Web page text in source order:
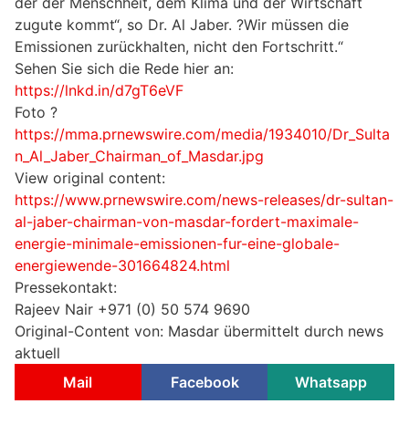
zugute kommt“, so Dr. Al Jaber. ?Wir müssen die
Emissionen zurückhalten, nicht den Fortschritt.“
Sehen Sie sich die Rede hier an:
https://lnkd.in/d7gT6eVF
Foto ?
https://mma.prnewswire.com/media/1934010/Dr_Sulta
n_Al_Jaber_Chairman_of_Masdar.jpg
View original content:
https://www.prnewswire.com/news-releases/dr-sultan-
al-jaber-chairman-von-masdar-fordert-maximale-
energie-minimale-emissionen-fur-eine-globale-
energiewende-301664824.html
Pressekontakt:
Rajeev Nair +971 (0) 50 574 9690
Original-Content von: Masdar übermittelt durch news
aktuell
Mail
Facebook Whatsapp